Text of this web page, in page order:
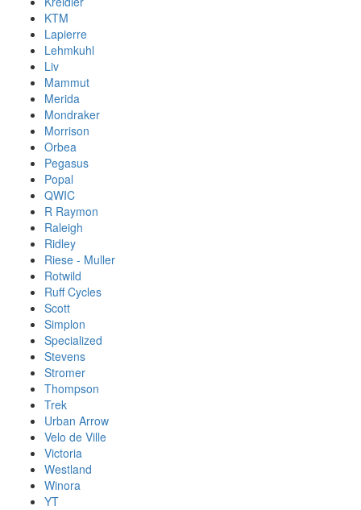
KTM
Lapierre
Lehmkuhl
Liv
Mammut
Merida
Mondraker
Morrison
Orbea
Pegasus
Popal
QWIC
R Raymon
Raleigh
Ridley
Riese - Muller
Rotwild
Ruff Cycles
Scott
Simplon
Specialized
Stevens
Stromer
Thompson
Trek
Urban Arrow
Velo de Ville
Victoria
Westland
Winora
YT